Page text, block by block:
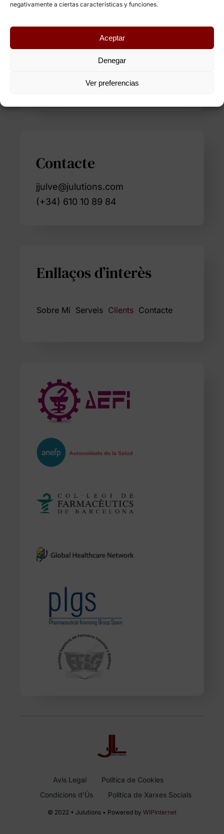
negativamente a ciertas características y funciones.
Aceptar
Denegar
Ver preferencias
personalitzada
Contacte
jjulve@julutions.com
(+34) 610 10 89 84
Enllaços d’interès
Sobre Mi Serveis Clients Contacte
Avís Legal
Política de Cookies
Condicions d’Ús
Política de Xarxes Socials
© 2022 • Julutions • Powered by WIPInternet